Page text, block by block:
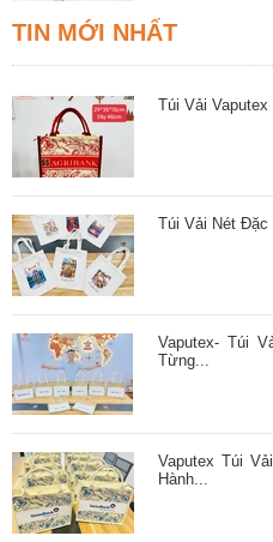
TIN MỚI NHẤT
Túi Vải Vaputex
Túi Vải Nét Đặc
Vaputex- Túi
Từng...
Vaputex Túi
Hành...